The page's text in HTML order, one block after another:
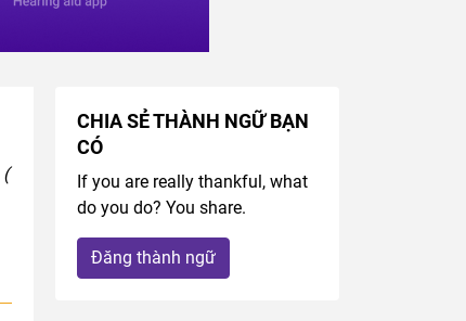
(
CHIA SẺ THÀNH NGỮ BẠN
CÓ
If you are really thankful, what
do you do? You share.
Đăng thành ngữ